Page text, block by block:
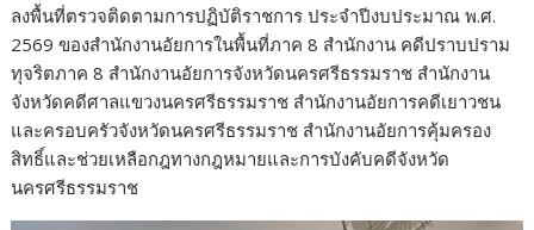
ลงพื้นที่ตรวจติดตามการปฏิบัติราชการ ประจำปีงบประมาณ พ.ศ.
2569 ของสำนักงานอัยการในพื้นที่ภาค 8 สำนักงาน คดีปราบปราม
ทุจริตภาค 8 สำนักงานอัยการจังหวัดนครศรีธรรมราช สำนักงาน
จังหวัดคดีศาลแขวงนครศรีธรรมราช สำนักงานอัยการคดีเยาวชน
และครอบครัวจังหวัดนครศรีธรรมราช สำนักงานอัยการคุ้มครอง
สิทธิ์และช่วยเหลือกฎทางกฎหมายและการบังคับคดีจังหวัด
นครศรีธรรมราช